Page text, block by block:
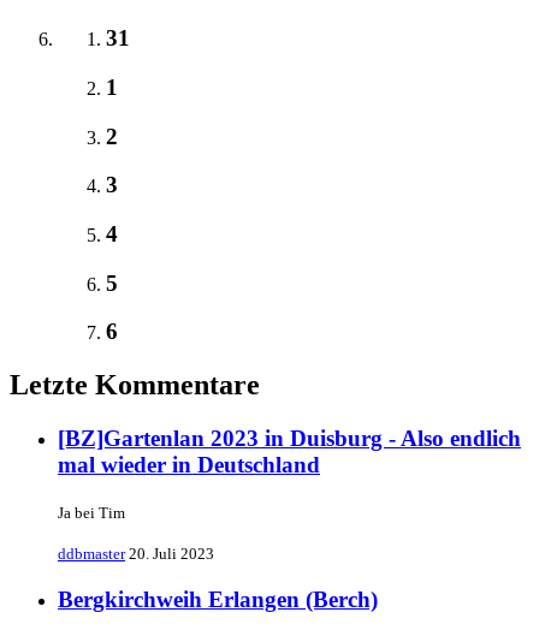
31
1
2
3
4
5
6
Letzte Kommentare
[BZ]Gartenlan 2023 in Duisburg - Also endlich
mal wieder in Deutschland
Ja bei Tim
ddbmaster 20. Juli 2023
Bergkirchweih Erlangen (Berch)